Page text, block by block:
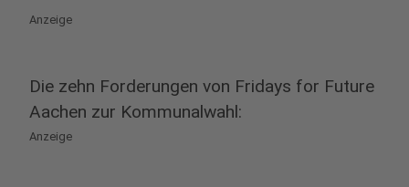
Anzeige
Die zehn Forderungen von Fridays for Future
Aachen zur Kommunalwahl:
Anzeige